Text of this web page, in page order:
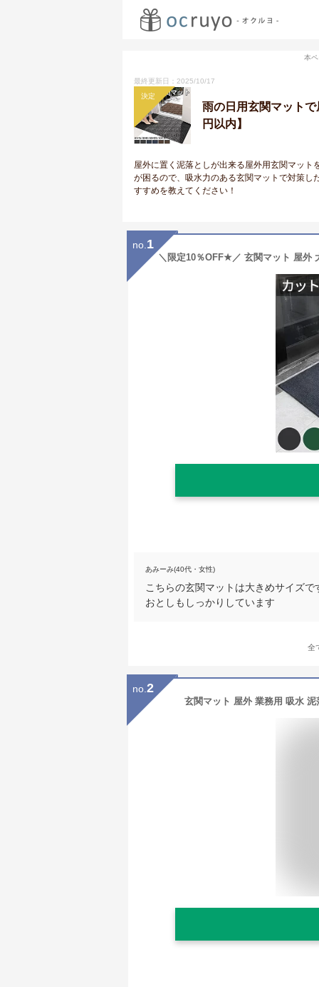
本
最終更新日：2025/10/17
決定
雨の日用玄関マット
円以内】
屋外に置く泥落としが出来る屋外用玄関マッ
が困るので、吸水力のある玄関マットで対策
すすめを教えてください！
no. 1
あみーみ(40代・女性)
こちらの玄関マットは大きめサイズ
おとしもしっかりしています
全
no. 2
玄関マット 屋外 業務用 吸水